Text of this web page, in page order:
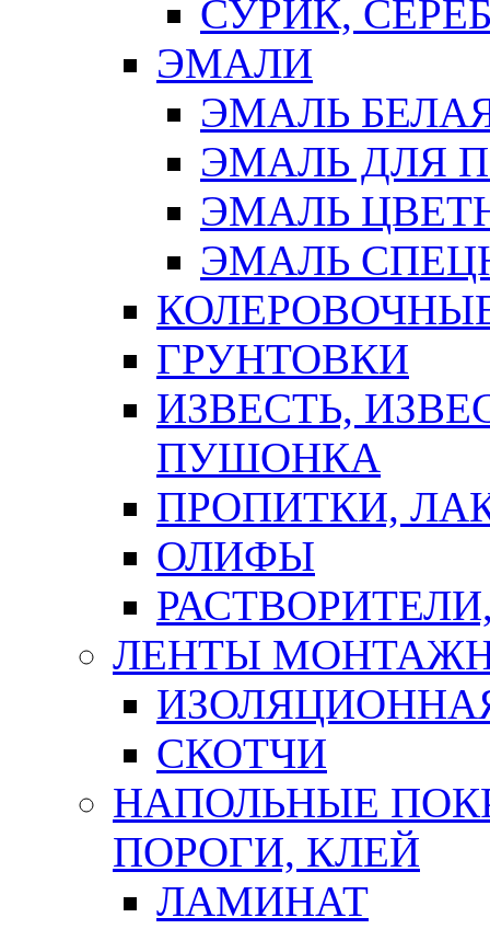
СУРИК,
ЭМАЛИ
ЭМАЛЬ
ЭМАЛЬ ДЛЯ
ЭМАЛЬ
ЭМАЛЬ
ГРУНТОВКИ
ИЗВЕСТЬ,
ПУШОНКА
ПРОПИТКИ,
ОЛИФЫ
ЛЕНТЫ
СКОТЧИ
НАПОЛЬНЫЕ
ПОРОГИ, КЛЕЙ
ЛАМИНАТ